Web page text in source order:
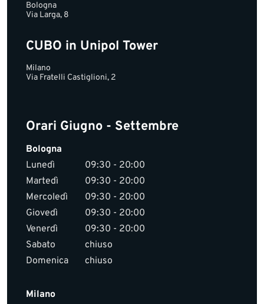
Bologna
Via Larga, 8
CUBO in Unipol Tower
Milano
Via Fratelli Castiglioni, 2
Orari Giugno - Settembre
Bologna
Lunedì
09:30 - 20:00
Martedì
09:30 - 20:00
Mercoledì
09:30 - 20:00
Giovedì
09:30 - 20:00
Venerdì
09:30 - 20:00
Sabato
chiuso
Domenica
chiuso
Milano